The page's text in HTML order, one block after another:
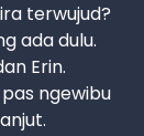
terwujud?
ada dulu.
Erin.
ngewibu